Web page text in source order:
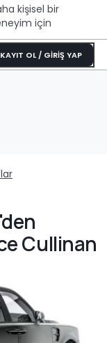
kişisel bir
için
KAYIT OL / GİRİŞ YAP
Cullinan